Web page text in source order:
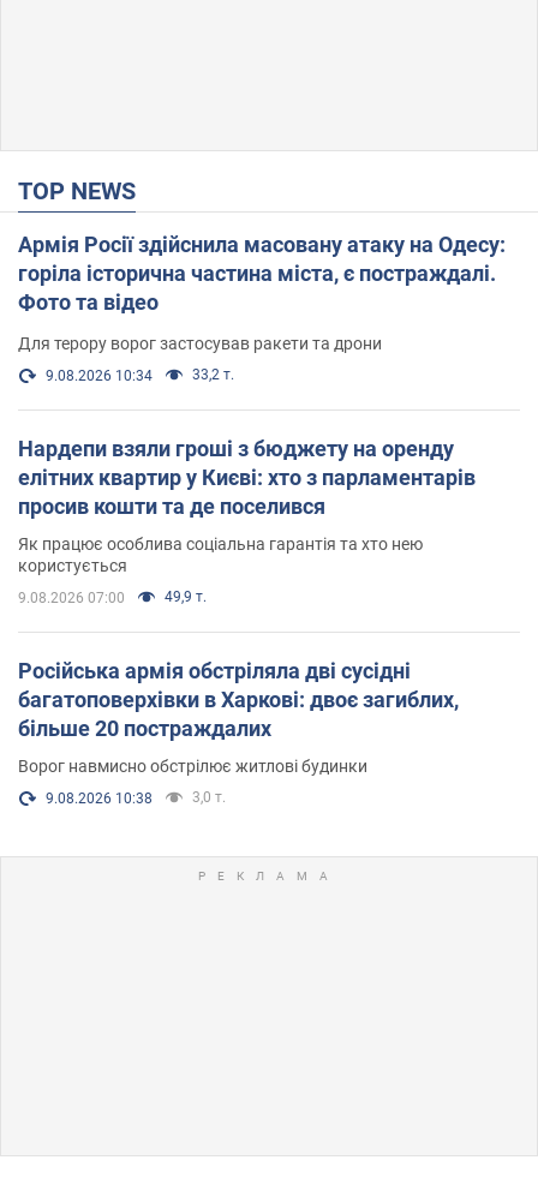
TOP NEWS
Армія Росії здійснила масовану атаку на Одесу:
горіла історична частина міста, є постраждалі.
Фото та відео
Для терору ворог застосував ракети та дрони
9.08.2026 10:34 33,2 т.
Нардепи взяли гроші з бюджету на оренду
елітних квартир у Києві: хто з парламентарів
просив кошти та де поселився
Як працює особлива соціальна гарантія та хто нею
користується
9.08.2026 07:00 49,9 т.
Російська армія обстріляла дві сусідні
багатоповерхівки в Харкові: двоє загиблих,
більше 20 постраждалих
Ворог навмисно обстрілює житлові будинки
9.08.2026 10:38 3,0 т.